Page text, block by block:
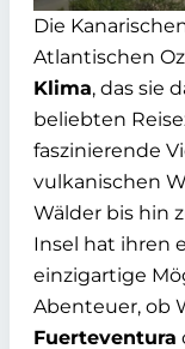
Die
Atlantischen
Klima, das sie
beliebten
faszinierende
vulkanischen
Wälder bis hin
Insel hat ihren
einzigartige
Abenteuer, ob
Fuerteventura